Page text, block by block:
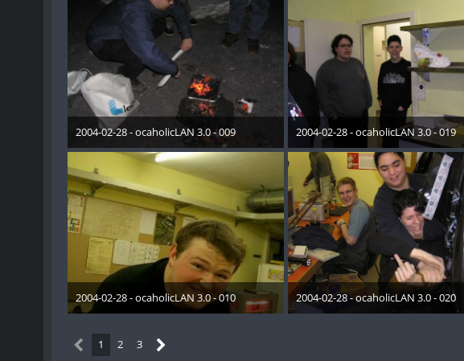
2004-02-28 - ocaholicLAN 3.0 - 009
19. Mai 2015
2004-02-28 - ocaholicLAN 3.0 - 010
19. Mai 2015
2004-02-28 - ocaholicLAN 3.0 - 019
19. Mai 2015
2004-02-28 - ocaholicLAN 3.0 - 020
19. Mai 2015
1 2 3